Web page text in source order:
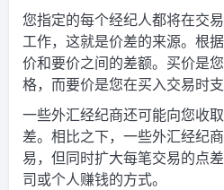
您指定的每个经纪人都将在交
工作，这就是价差的来源。根
价和要价之间的差额。买价是
格，而要价是您在买入交易时支
一些外汇经纪商还可能向您收
差。相比之下，一些外汇经纪
易，但同时扩大每笔交易的点
司或个人赚钱的方式。